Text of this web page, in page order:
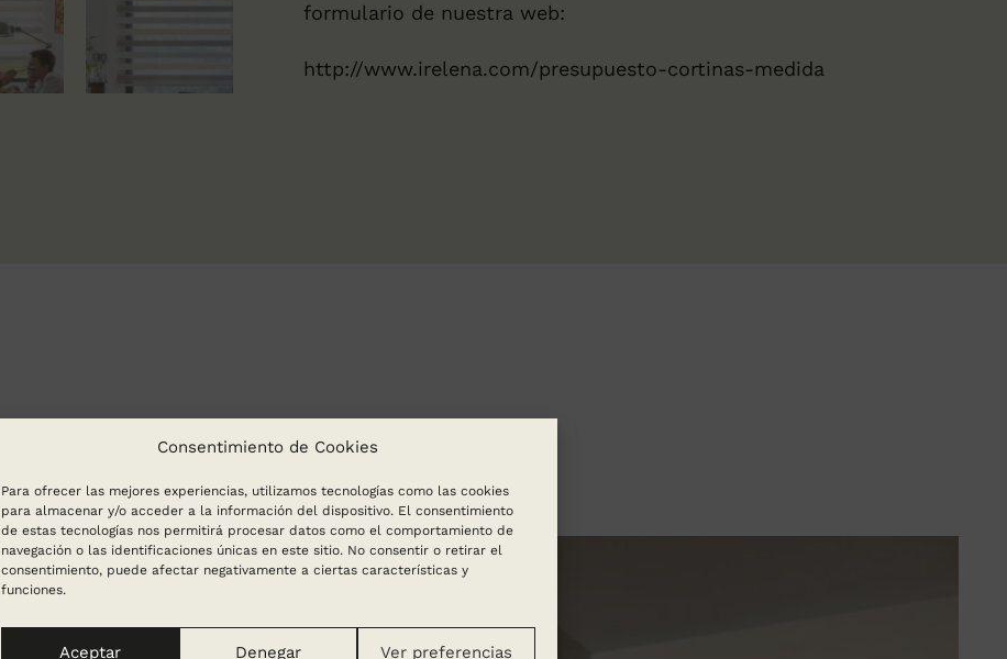
Consentimiento de Cookies
Para ofrecer las mejores experiencias, utilizamos tecnologías como las cookies
para almacenar y/o acceder a la información del dispositivo. El consentimiento
de estas tecnologías nos permitirá procesar datos como el comportamiento de
navegación o las identificaciones únicas en este sitio. No consentir o retirar el
consentimiento, puede afectar negativamente a ciertas características y
funciones.
Aceptar Denegar Ver preferencias
formulario de nuestra web:
http://www.irelena.com/presupuesto-cortinas-medida